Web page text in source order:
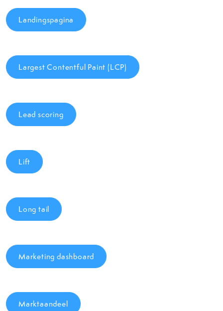
Landingspagina
Largest Contentful Paint (LCP)
Lead scoring
Lift
Long tail
Marketing dashboard
Marktaandeel